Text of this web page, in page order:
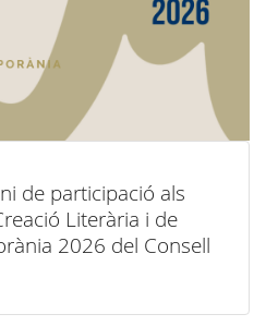
de participació als
Literària i de
2026 del Consell